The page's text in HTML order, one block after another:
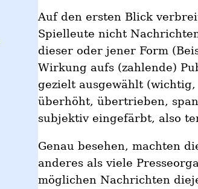
Auf den ersten Blick
Spielleute nicht
dieser oder jener Form
Wirkung aufs (zahlende)
gezielt ausgewählt
überhöht, übertrieben,
subjektiv eingefärbt, also
Genau besehen, machten
anderes als viele
möglichen Nachrichten